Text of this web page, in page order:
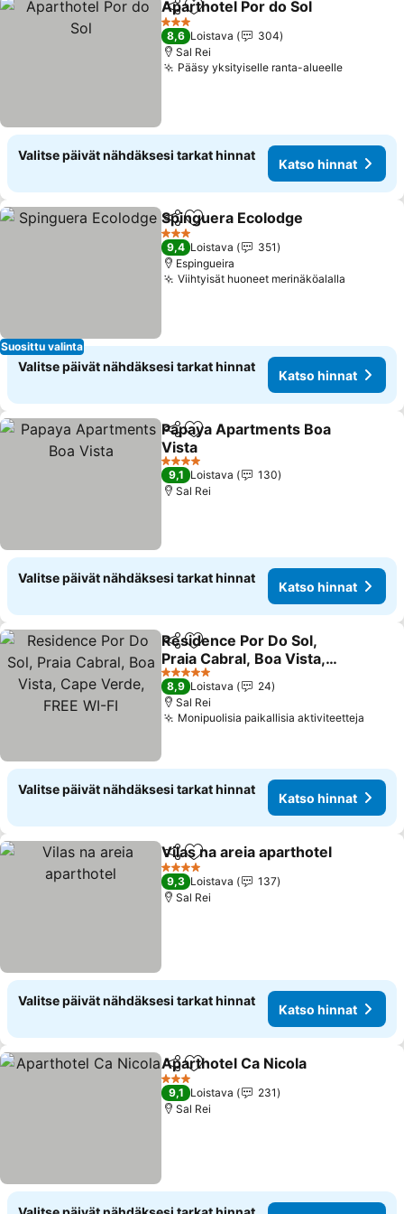
Jaa Lisää suosikkeihin
Aparthotel Por do Sol
3 Tähtiluokitus
8,6 Loistava
304
Sal Rei
Pääsy yksityiselle ranta-alueelleKatso
Valitse päivät nähdäksesi tarkat hinnat
Katso hinnat
Suosittu valinta
Jaa Lisää suosikkeihin
Spinguera Ecolodge
3 Tähtiluokitus
9,4 Loistava
351
Espingueira
Viihtyisät huoneet merinäköalalla
Valitse päivät nähdäksesi tarkat hinnat
Katso hinnat
Jaa Lisää suosikkeihin
Papaya Apartments Boa
Vista
Katso hinnat
4 Tähtiluokitus
9,1 Loistava
130
Sal Rei
Valitse päivät nähdäksesi tarkat hinnat
Katso hinnat
Jaa Lisää suosikkeihin
Residence Por Do Sol,
Praia Cabral, Boa Vista,
Cape Verde, FREE WI-FI
Katso hinnat
5 Tähtiluokitus
8,9 Loistava
24
Sal Rei
Monipuolisia paikallisia aktiviteetteja
Valitse päivät nähdäksesi tarkat hinnat
Katso hinnat
Jaa Lisää suosikkeihin
Vilas na areia aparthotel
4 Tähtiluokitus
9,3 Loistava
137
Sal Rei
Valitse päivät nähdäksesi tarkat hinnat
Katso hinnat
Jaa Lisää suosikkeihin
Aparthotel Ca Nicola
3 Tähtiluokitus
9,1 Loistava
231
Sal Rei